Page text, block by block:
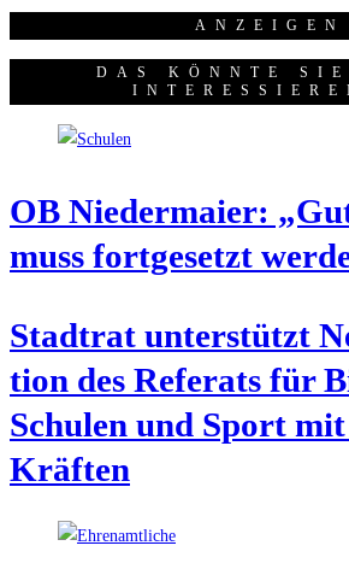
ANZEI­GEN
DAS KÖNNTE SIE
OB Nie­der­mai­er:
muss fort­ge­setzt
Stadt­rat unter­stützt
ti­on des Refe­rats für
Schu­len und Sport
Kräften